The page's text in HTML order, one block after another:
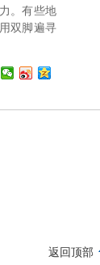
。有些地
双脚遍寻
返回顶部